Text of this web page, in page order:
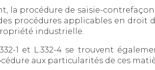
la procédure de saisie-
procédures applicables en droit
industrielle.
1 et L.332-4 se trouvent
aux particularités de ces